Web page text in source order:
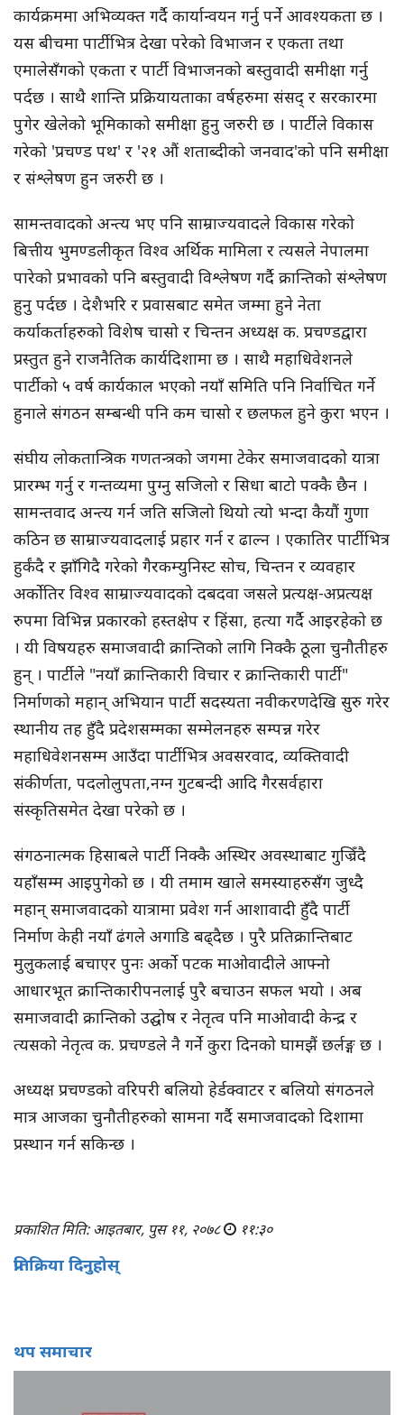
कार्यक्रममा अभिव्यक्त गर्दै कार्यान्वयन गर्नु पर्ने आवश्यकता छ ।
यस बीचमा पार्टीभित्र देखा परेको विभाजन र एकता तथा
एमालेसँगको एकता र पार्टी विभाजनको बस्तुवादी समीक्षा गर्नु
पर्दछ । साथै शान्ति प्रक्रियायताका वर्षहरुमा संसद् र सरकारमा
पुगेर खेलेको भूमिकाको समीक्षा हुनु जरुरी छ । पार्टीले विकास
गरेको 'प्रचण्ड पथ' र '२१ औं शताब्दीको जनवाद'को पनि समीक्षा
र संश्लेषण हुन जरुरी छ ।
सामन्तवादको अन्त्य भए पनि साम्राज्यवादले विकास गरेको
बित्तीय भुमण्डलीकृत विश्व अर्थिक मामिला र त्यसले नेपालमा
पारेको प्रभावको पनि बस्तुवादी विश्लेषण गर्दै क्रान्तिको संश्लेषण
हुनु पर्दछ । देशैभरि र प्रवासबाट समेत जम्मा हुने नेता
कर्याकर्ताहरुको विशेष चासो र चिन्तन अध्यक्ष क. प्रचण्डद्वारा
प्रस्तुत हुने राजनैतिक कार्यदिशामा छ । साथै महाधिवेशनले
पार्टीको ५ वर्ष कार्यकाल भएको नयाँ समिति पनि निर्वाचित गर्ने
हुनाले संगठन सम्बन्धी पनि कम चासो र छलफल हुने कुरा भएन ।
संघीय लोकतान्त्रिक गणतन्त्रको जगमा टेकेर समाजवादको यात्रा
प्रारम्भ गर्नु र गन्तव्यमा पुग्नु सजिलो र सिधा बाटो पक्कै छैन ।
सामन्तवाद अन्त्य गर्न जति सजिलो थियो त्यो भन्दा कैयौं गुणा
कठिन छ साम्राज्यवादलाई प्रहार गर्न र ढाल्न । एकातिर पार्टीभित्र
हुर्कंदै र झाँगिदै गरेको गैरकम्युनिस्ट सोच, चिन्तन र व्यवहार
अर्कोतिर विश्व साम्राज्यवादको दबदवा जसले प्रत्यक्ष-अप्रत्यक्ष
रुपमा विभिन्न प्रकारको हस्तक्षेप र हिंसा, हत्या गर्दै आइरहेको छ
। यी विषयहरु समाजवादी क्रान्तिको लागि निक्कै ठूला चुनौतीहरु
हुन् । पार्टीले "नयाँ क्रान्तिकारी विचार र क्रान्तिकारी पार्टी"
निर्माणको महान् अभियान पार्टी सदस्यता नवीकरणदेखि सुरु गरेर
स्थानीय तह हुँदै प्रदेशसम्मका सम्मेलनहरु सम्पन्न गरेर
महाधिवेशनसम्म आउँदा पार्टीभित्र अवसरवाद, व्यक्तिवादी
संकीर्णता, पदलोलुपता,नग्न गुटबन्दी आदि गैरसर्वहारा
संस्कृतिसमेत देखा परेको छ ।
संगठनात्मक हिसाबले पार्टी निक्कै अस्थिर अवस्थाबाट गुज्रिँदै
यहाँसम्म आइपुगेको छ । यी तमाम खाले समस्याहरुसँग जुध्दै
महान् समाजवादको यात्रामा प्रवेश गर्न आशावादी हुँदै पार्टी
निर्माण केही नयाँ ढंगले अगाडि बढ्दैछ । पुरै प्रतिक्रान्तिबाट
मुलुकलाई बचाएर पुनः अर्को पटक माओवादीले आफ्नो
आधारभूत क्रान्तिकारीपनलाई पुरै बचाउन सफल भयो । अब
समाजवादी क्रान्तिको उद्घोष र नेतृत्व पनि माओवादी केन्द्र र
त्यसको नेतृत्व क. प्रचण्डले नै गर्ने कुरा दिनको घामझैं छर्लङ्ग छ ।
अध्यक्ष प्रचण्डको वरिपरी बलियो हेर्डक्वाटर र बलियो संगठनले
मात्र आजका चुनौतीहरुको सामना गर्दै समाजवादको दिशामा
प्रस्थान गर्न सकिन्छ ।
प्रकाशित मिति: आइतबार, पुस ११, २०७८ ११:३०
प्रतिक्रिया दिनुहोस्
थप समाचार